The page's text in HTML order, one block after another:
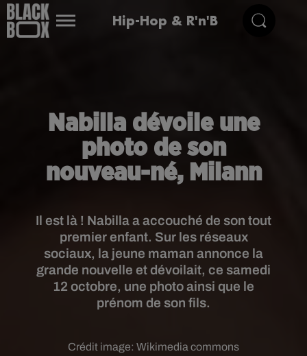
Hip-Hop & R'n'B
Nabilla dévoile une
photo de son
nouveau-né, Milann
Il est là ! Nabilla a accouché de son tout
premier enfant. Sur les réseaux
sociaux, la jeune maman annonce la
grande nouvelle et dévoilait, ce samedi
12 octobre, une photo ainsi que le
prénom de son fils.
Crédit image: Wikimedia commons